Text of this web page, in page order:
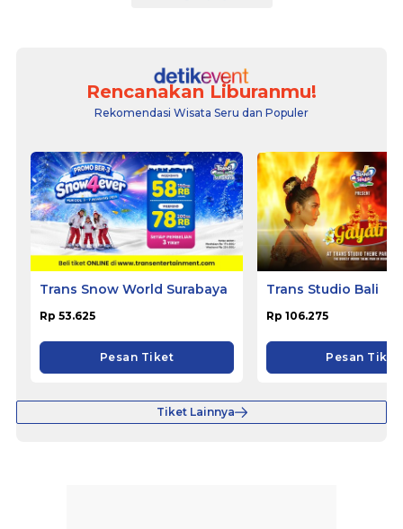
Rencanakan Liburanmu!
Rekomendasi Wisata Seru dan Populer
Trans Snow World Surabaya
Rp 53.625
Pesan Tiket
Trans Studio Bali
Rp 106.275
Pesan Tiket
Tiket Lainnya